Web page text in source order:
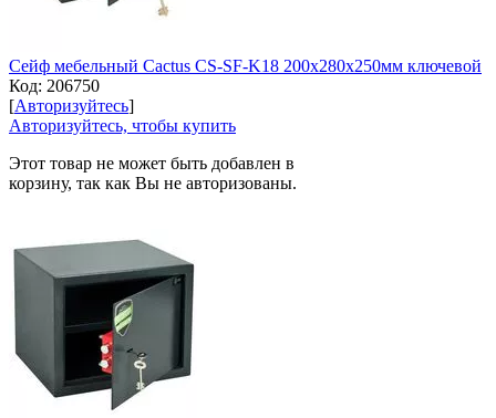
Сейф мебельный Cactus CS-SF-K18 200x280x250мм ключевой
Код: 206750
[Авторизуйтесь]
Авторизуйтесь, чтобы купить
Этот товар не может быть добавлен в
корзину, так как Вы не авторизованы.